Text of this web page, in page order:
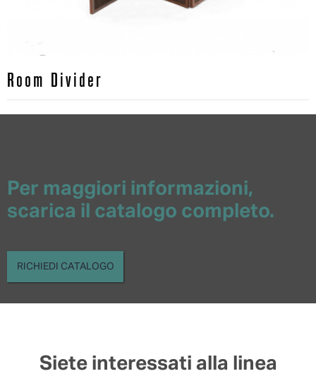
Room Divider
Per maggiori informazioni,
scarica il catalogo completo.
RICHIEDI CATALOGO
Siete interessati alla linea